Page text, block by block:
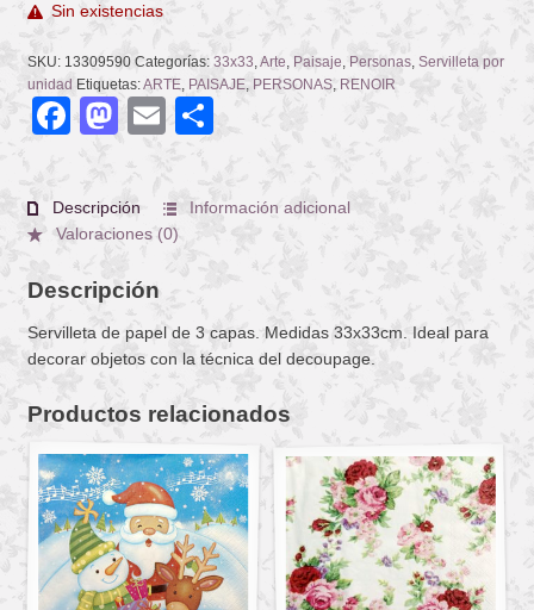
Sin existencias
SKU: 13309590 Categorías: 33x33 Arte Paisaje Personas, Servilleta por
unidad Etiquetas:ARTE, PAISAJE, PERSONAS, RENOIR
Facebook
Mastodon
Email
Descripción
Información adicional
Valoraciones (0)
Descripción
Servilleta de papel de 3 capas. Medidas 33x33cm. Ideal para
decorar objetos con la técnica del decoupage.
Productos relacionados